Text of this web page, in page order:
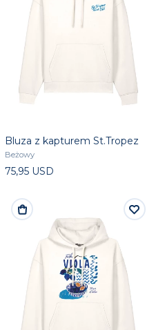
Bluza z kapturem St.Tropez
Beżowy
75,95 USD